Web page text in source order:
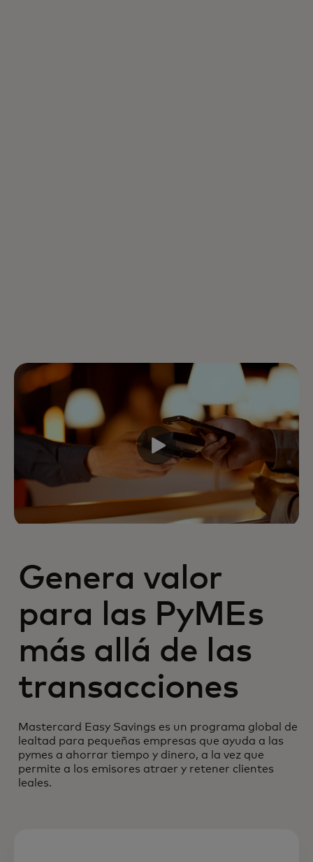
Genera valor
para las PyMEs
más allá de las
transacciones
Mastercard Easy Savings es un programa global de
lealtad para pequeñas empresas que ayuda a las
pymes a ahorrar tiempo y dinero, a la vez que
permite a los emisores atraer y retener clientes
leales.